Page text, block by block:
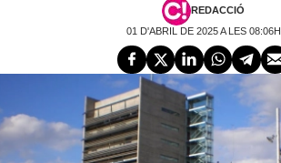
REDACCIÓ
01 D'ABRIL DE 2025 A LES 08:06H